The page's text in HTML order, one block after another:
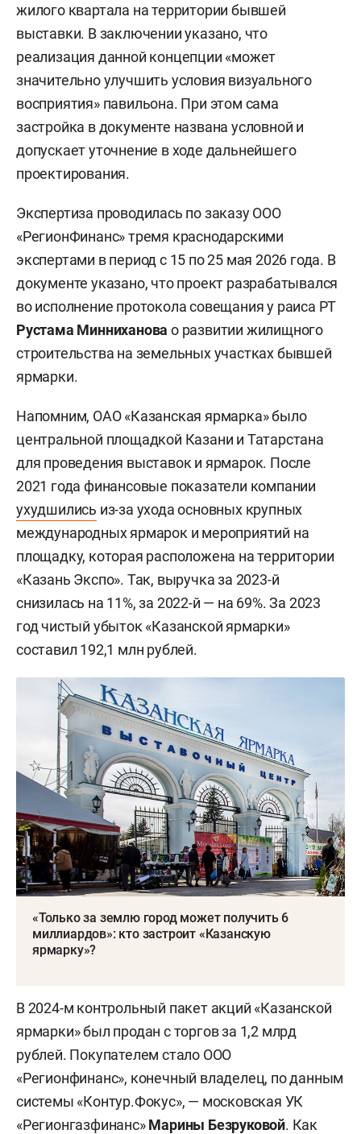
жилого квартала на территории бывшей
выставки. В заключении указано, что
реализация данной концепции «может
значительно улучшить условия визуального
восприятия» павильона. При этом сама
застройка в документе названа условной и
допускает уточнение в ходе дальнейшего
проектирования.
Экспертиза проводилась по заказу ООО
«РегионФинанс» тремя краснодарскими
экспертами в период с 15 по 25 мая 2026 года. В
документе указано, что проект разрабатывался
во исполнение протокола совещания у раиса РТ
Рустама Минниханова о развитии жилищного
строительства на земельных участках бывшей
ярмарки.
Напомним, ОАО «Казанская ярмарка» было
центральной площадкой Казани и Татарстана
для проведения выставок и ярмарок. После
2021 года финансовые показатели компании
ухудшились из-за ухода основных крупных
международных ярмарок и мероприятий на
площадку, которая расположена на территории
«Казань Экспо». Так, выручка за 2023-й
снизилась на 11%, за 2022-й — на 69%. За 2023
год чистый убыток «Казанской ярмарки»
составил 192,1 млн рублей.
«Только за землю город может получить 6
миллиардов»: кто застроит «Казанскую
ярмарку»?
В 2024-м контрольный пакет акций «Казанской
ярмарки» был продан с торгов за 1,2 млрд
рублей. Покупателем стало ООО
«Регионфинанс», конечный владелец, по данным
системы «Контур.Фокус», — московская УК
«Регионгазфинанс»Марины Безруковой. Как